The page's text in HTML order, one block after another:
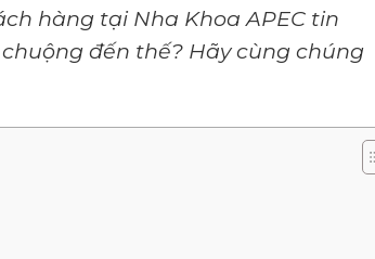
hàng tại Nha Khoa APEC tin
đến thế? Hãy cùng chúng